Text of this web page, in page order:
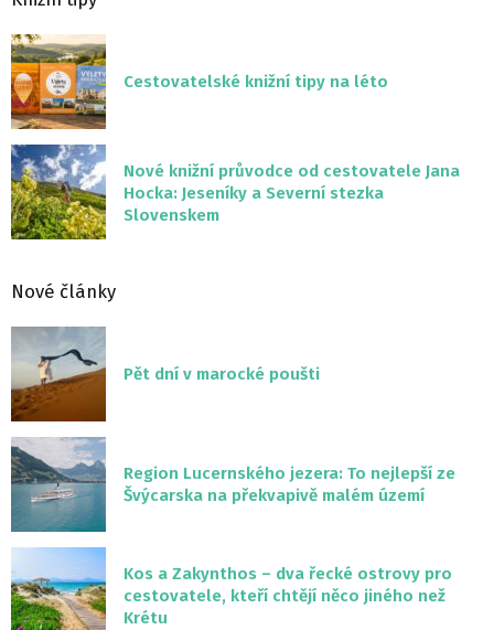
Cestovatelské knižní tipy na léto
Nové knižní průvodce od cestovatele Jana
Hocka: Jeseníky a Severní stezka
Slovenskem
Nové články
Pět dní v marocké poušti
Region Lucernského jezera: To nejlepší ze
Švýcarska na překvapivě malém území
Kos a Zakynthos – dva řecké ostrovy pro
cestovatele, kteří chtějí něco jiného než
Krétu